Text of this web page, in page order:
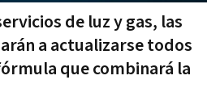
de luz y gas, las
a actualizarse todos
que combinará la